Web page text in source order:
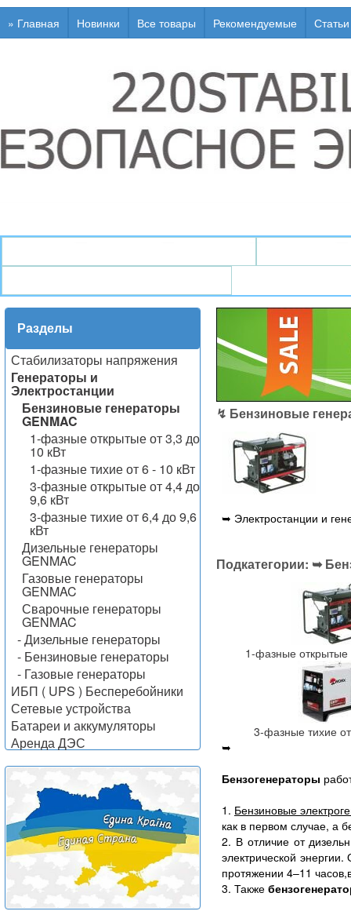
» Главная Новинки Все товары Рекомендуемые Статьи
Разделы
Стабилизаторы напряжения
Генераторы и
Электростанции
Бензиновые генераторы
GENMAC
1-фазные открытые от 3,3 до
10 кВт
1-фазные тихие от 6 - 10 кВт
3-фазные открытые от 4,4 до
9,6 кВт
3-фазные тихие от 6,4 до 9,6
кВт
Дизельные генераторы
GENMAC
Газовые генераторы
GENMAC
Сварочные генераторы
GENMAC
- Дизельные генераторы
- Бензиновые генераторы
- Газовые генераторы
ИБП ( UPS ) Бесперебойники
Сетевые устройства
Батареи и аккумуляторы
Аренда ДЭС
↯ Бензиновые
➥ Электростанции и
Подкатегории: ➥
1-фазные открытые
3-фазные тихие
➥
Бензогенераторы
1. Бензиновые
как в первом случае, а
2. В отличие от
электрической
протяжении 4–11
3. Также